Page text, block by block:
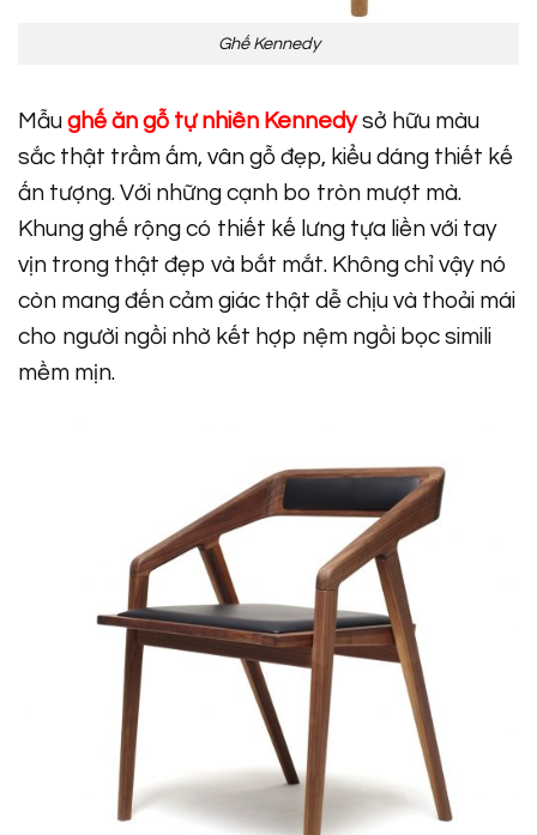
Ghế Kennedy
Mẫu ghế ăn gỗ tự nhiên Kennedysở hữu màu
sắc thật trầm ấm, vân gỗ đẹp, kiểu dáng thiết kế
ấn tượng. Với những cạnh bo tròn mượt mà.
Khung ghế rộng có thiết kế lưng tựa liền với tay
vịn trong thật đẹp và bắt mắt. Không chỉ vậy nó
còn mang đến cảm giác thật dễ chịu và thoải mái
cho người ngồi nhờ kết hợp nệm ngồi bọc simili
mềm mịn.